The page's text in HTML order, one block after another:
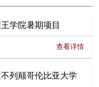
学院暑期项目
查看详情
不列颠哥伦比亚大学